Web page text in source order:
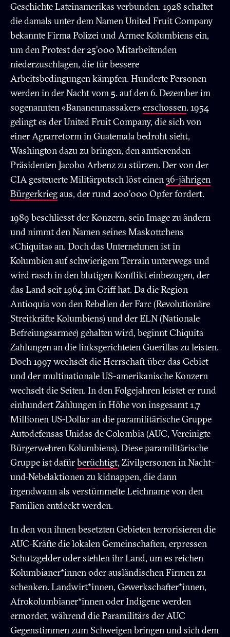
Geschichte Lateinamerikas verbunden. 1928 schaltet
die damals unter dem Namen United Fruit Company
bekannte Firma Polizei und Armee Kolumbiens ein,
um den Protest der 25’000 Mitarbeitenden
niederzuschlagen, die für bessere
Arbeitsbedingungen kämpfen. Hunderte Personen
werden in der Nacht vom 5. auf den 6. Dezember im
sogenannten «Bananenmassaker»erschossen. 1954
gelingt es der United Fruit Company, die sich von
einer Agrarreform in Guatemala bedroht sieht,
Washington dazu zu bringen, den amtierenden
Präsidenten Jacobo Arbenz zu stürzen. Der von der
CIA gesteuerte Militärputsch löst einen36-jährigen
Bürgerkriegaus, der rund 200’000 Opfer fordert.
1989 beschliesst der Konzern, sein Image zu ändern
und nimmt den Namen seines Maskottchens
«Chiquita» an. Doch das Unternehmen ist in
Kolumbien auf schwierigem Terrain unterwegs und
wird rasch in den blutigen Konflikt einbezogen, der
das Land seit 1964 im Griff hat. Da die Region
Antioquia von den Rebellen der Farc (Revolutionäre
Streitkräfte Kolumbiens) und der ELN (Nationale
Befreiungsarmee) gehalten wird, beginnt Chiquita
Zahlungen an die linksgerichteten Guerillas zu leisten.
Doch 1997 wechselt die Herrschaft über das Gebiet
und der multinationale US-amerikanische Konzern
wechselt die Seiten. In den Folgejahren leistet er rund
einhundert Zahlungen in Höhe von insgesamt 1,7
Millionen US-Dollar an die paramilitärische Gruppe
Autodefensas Unidas de Colombia (AUC, Vereinigte
Bürgerwehren Kolumbiens). Diese paramilitärische
Gruppe ist dafürberüchtigt, Zivilpersonen in Nacht-
und-Nebelaktionen zu kidnappen, die dann
irgendwann als verstümmelte Leichname von den
Familien entdeckt werden.
In den von ihnen besetzten Gebieten terrorisieren die
AUC-Kräfte die lokalen Gemeinschaften, erpressen
Schutzgelder oder stehlen ihr Land, um es reichen
Kolumbianer*innen oder ausländischen Firmen zu
schenken. Landwirt*innen, Gewerkschafter*innen,
Afrokolumbianer*innen oder Indigene werden
ermordet, während die Paramilitärs der AUC
Gegenstimmen zum Schweigen bringen und sich dem